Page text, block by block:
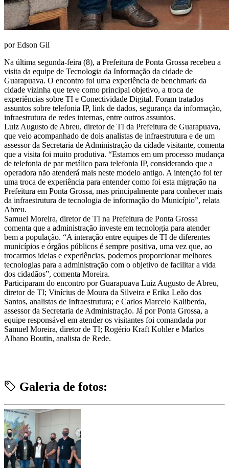
por Edson Gil
Na última segunda-feira (8), a Prefeitura de Ponta Grossa recebeu a
visita da equipe de Tecnologia da Informação da cidade de
Guarapuava. O encontro foi uma experiência de benchmark da
cidade vizinha que teve como principal objetivo, a troca de
experiências sobre TI e Conectividade Digital. Foram tratados
assuntos sobre telefonia IP, link de dados, segurança da informação,
infraestrutura de redes internas, entre outros assuntos.
Luiz Augusto de Abreu, diretor de TI da Prefeitura de Guarapuava,
que veio acompanhado de dois analistas de infraestrutura e de um
assessor da Secretaria de Administração da cidade visitante, comenta
que a visita foi muito produtiva. “Estamos em um processo mudança
de telefonia de par metálico para telefonia IP, considerando que a
operadora não atenderá mais neste modelo antigo. A intenção foi ter
uma troca de experiência para entender como foi esta migração na
Prefeitura em Ponta Grossa, mas principalmente para conhecer mais
da infraestrutura de tecnologia de informação do Município”, relata
Abreu.
Samuel Moreira, diretor de TI na Prefeitura de Ponta Grossa
comenta que a administração investe em tecnologia para atender
bem a população. “A interação entre equipes de TI de diferentes
municípios e órgãos públicos é sempre positiva, uma vez que, ao
trocarmos ideias e experiências, podemos proporcionar melhores
tecnologias para a administração com o objetivo de facilitar a vida
dos cidadãos”, comenta Moreira.
Participaram do encontro por Guarapuava Luiz Augusto de Abreu,
diretor de TI; Vinícius de Moura da Silveira e Erika Leão dos
Santos, analistas de Infraestrutura; e Carlos Marcelo Kaliberda,
assessor da Secretaria de Administração. Já por Ponta Grossa, a
equipe responsável em atender os visitantes foi comandada por
Samuel Moreira, diretor de TI; Rogério Kraft Kohler e Marlos
Albano Boutin, analista de Rede.
Galeria de fotos: